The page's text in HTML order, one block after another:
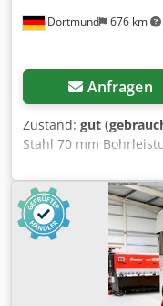
Dortmund 676 km
Anfragen
Zustand: gut
Stahl 70 mm
Spindelaufnahme MK
Spindelausladung
Säulendurchmesser
45 – 1325 U/min 5
Tischgröße 880 x 660
B x H 880 x 1200 x
Zubehör / Besondere
Drehzahlverstellung